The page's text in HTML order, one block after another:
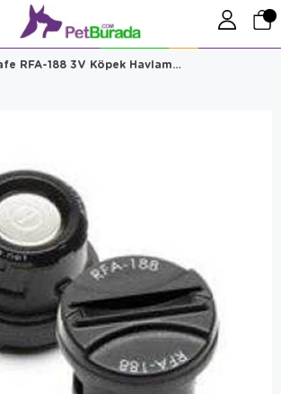
Pet Safe RFA-188 3V Köpek Havlama Önleyici Tasma Pili